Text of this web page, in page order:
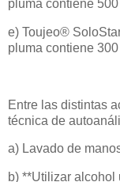
pluma contiene 500
e) Toujeo®
pluma contiene 300
Entre las distintas
técnica de
a) Lavado de
b) **Utilizar alcohol